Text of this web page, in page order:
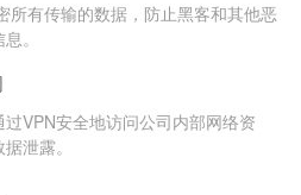
所有传输的数据，防止黑客和其他恶
。
VPN安全地访问公司内部网络资
泄露。